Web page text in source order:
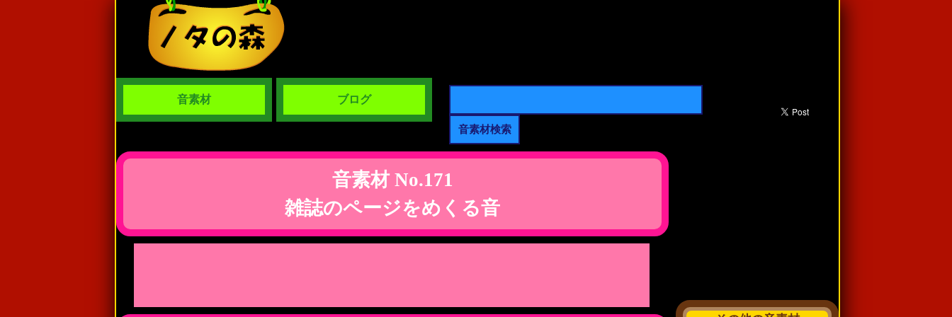
音素材 ブログ
音素材 No.171
雑誌のページをめくる音